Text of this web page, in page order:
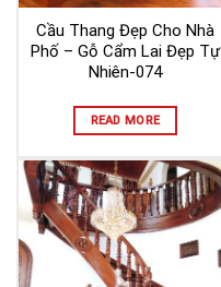
Cầu Thang Đẹp Cho Nhà
Phố – Gỗ Cẩm Lai Đẹp Tự
Nhiên-074
READ MORE